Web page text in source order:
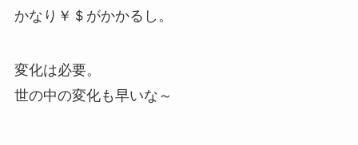
かなり￥＄がかかるし。
変化は必要。
世の中の変化も早いな～